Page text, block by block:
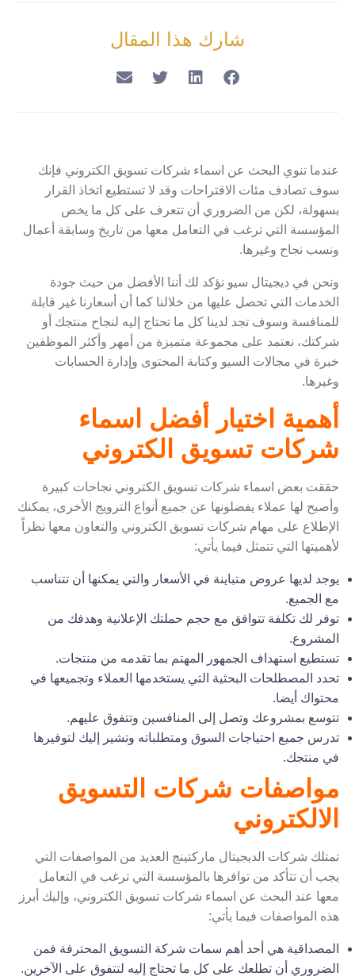
شارك هذا المقال
عندما تنوي البحث عن اسماء شركات تسويق الكتروني فإنك
سوف تصادف مئات الاقتراحات وقد لا تستطيع اتخاذ القرار
بسهولة، لكن من الضروري أن تتعرف على كل ما يخص
المؤسسة التي ترغب في التعامل معها من تاريخ وسابقة أعمال
ونسب نجاح وغيرها.
ونحن في ديجيتال سيو نؤكد لك أننا الأفضل من حيث جودة
الخدمات التي تحصل عليها من خلالنا كما أن أسعارنا غير قابلة
للمنافسة وسوف تجد لدينا كل ما تحتاج إليه لنجاح منتجك أو
شركتك، نعتمد على مجموعة متميزة من أمهر وأكثر الموظفين
خبرة في مجالات السيو وكتابة المحتوى وإدارة الحسابات
وغيرها.
أهمية اختيار أفضل اسماء
شركات تسويق الكتروني
حققت بعض اسماء شركات تسويق الكتروني نجاحات كبيرة
وأصبح لها عملاء يفضلونها عن جميع أنواع الترويج الأخرى، يمكنك
الإطلاع على مهام شركات تسويق الكتروني والتعاون معها نظراً
لأهميتها التي تتمثل فيما يأتي:
يوجد لديها عروض متباينة في الأسعار والتي يمكنها أن تتناسب
مع الجميع.
توفر لك تكلفة تتوافق مع حجم حملتك الإعلانية وهدفك من
المشروع.
تستطيع استهداف الجمهور المهتم بما تقدمه من منتجات.
تحدد المصطلحات البحثية التي يستخدمها العملاء وتجميعها في
محتواك أيضا.
تتوسع بمشروعك وتصل إلى المنافسين وتتفوق عليهم.
تدرس جميع احتياجات السوق ومتطلباته وتشير إليك لتوفيرها
في منتجك.
مواصفات شركات التسويق
الالكتروني
تمتلك شركات الديجيتال ماركتينج العديد من المواصفات التي
يجب أن تتأكد من توافرها بالمؤسسة التي ترغب في التعامل
معها عند البحث عن اسماء شركات تسويق الكتروني، وإليك أبرز
هذه المواصفات فيما يأتي:
المصداقية هي أحد أهم سمات شركة التسويق المحترفة فمن
الضروري أن تطلعك على كل ما تحتاج إليه لتتفوق على الآخرين.